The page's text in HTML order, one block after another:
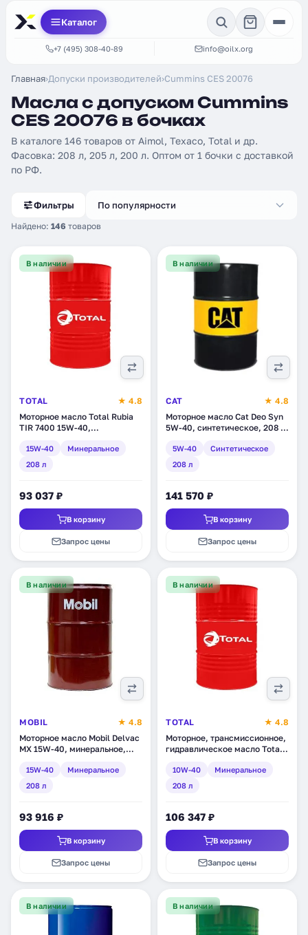
Каталог
+7 (495) 308-40-89 info@oilx.org
Главная›Допуски производителей›Cummins CES 20076
Масла с допуском Cummins
CES 20076 в бочках
В каталоге 146 товаров от Aimol, Texaco, Total и др.
Фасовка: 208 л, 205 л, 200 л. Оптом от 1 бочки с доставкой
по РФ.
Фильтры
Найдено: 146 товаров
По популярности
В наличии
TOTAL
★ 4.8
Моторное масло Total Rubia
TIR 7400 15W-40,
15W-40
Минеральное
208 л
93 037 ₽
В корзину
Запрос цены
В наличии
CAT
★ 4.8
Моторное масло Cat Deo Syn
5W-40, синтетическое, 208 л
5W-40
Синтетическое
208 л
141 570 ₽
В корзину
Запрос цены
В наличии
MOBIL
★ 4.8
Моторное масло Mobil Delvac
MX 15W-40, минеральное,
15W-40
Минеральное
208 л
93 916 ₽
В корзину
Запрос цены
В наличии
TOTAL
★ 4.8
Моторное, трансмиссионное,
гидравлическое масло Total
минеральное, 208 л
(RU148701)
10W-40
Минеральное
208 л
106 347 ₽
В корзину
Запрос цены
В наличии В наличии